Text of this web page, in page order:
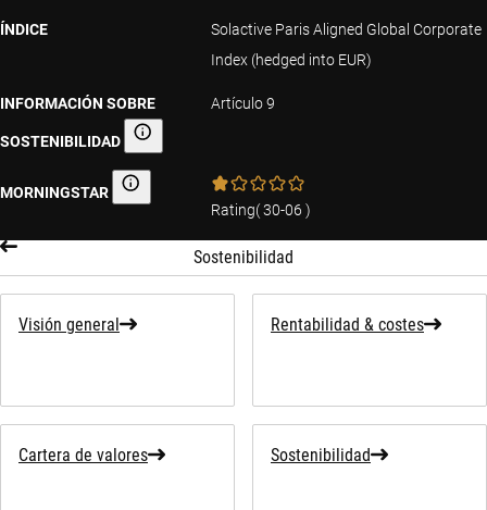
ÍNDICE
Solactive Paris Aligned Global Corporate
Index (hedged into EUR)
INFORMACIÓN SOBRE
SOSTENIBILIDAD Información sobre sostenibilidad
Artículo 9
MORNINGSTAR Morningstar
Rating(30-06 )
Sostenibilidad
Visión general Rentabilidad & costes
Cartera de valores Sostenibilidad